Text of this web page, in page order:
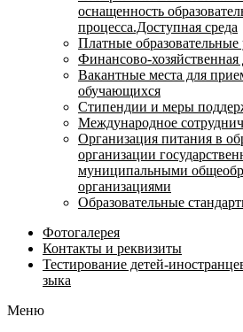
оснащенность
процесса.Доступная среда
Платные образовательные
Финансово-хозяйственная
Вакантные места для
обучающихся
Стипендии и меры
Международное
Организация питания в
организации
муниципальными
организациями
Образовательные
Фотогалерея
Контакты и реквизиты
Тестирование детей-
зыка
Меню